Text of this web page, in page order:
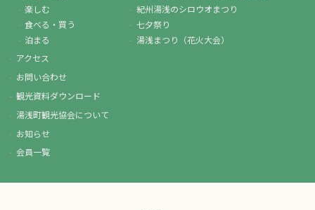
楽しむ
食べる・買う
泊まる
紀州湯浅のシロウオまつり
七夕祭り
湯浅まつり（花火大会）
アクセス
お問い合わせ
観光資料ダウンロード
湯浅町観光協会について
お知らせ
会員一覧